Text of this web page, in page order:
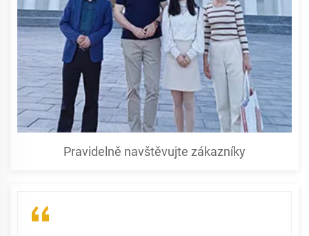
Pravidelně navštěvujte zákazníky